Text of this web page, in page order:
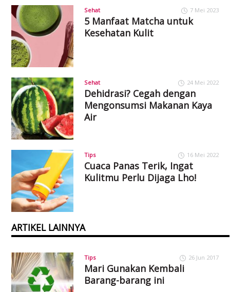
Sehat 7 Mei 2023
5 Manfaat Matcha untuk
Kesehatan Kulit
Sehat 24 Mei 2022
Dehidrasi? Cegah dengan
Mengonsumsi Makanan Kaya
Air
Tips 16 Mei 2022
Cuaca Panas Terik, Ingat
Kulitmu Perlu Dijaga Lho!
ARTIKEL LAINNYA
Tips 26 Jun 2017
Mari Gunakan Kembali
Barang-barang ini